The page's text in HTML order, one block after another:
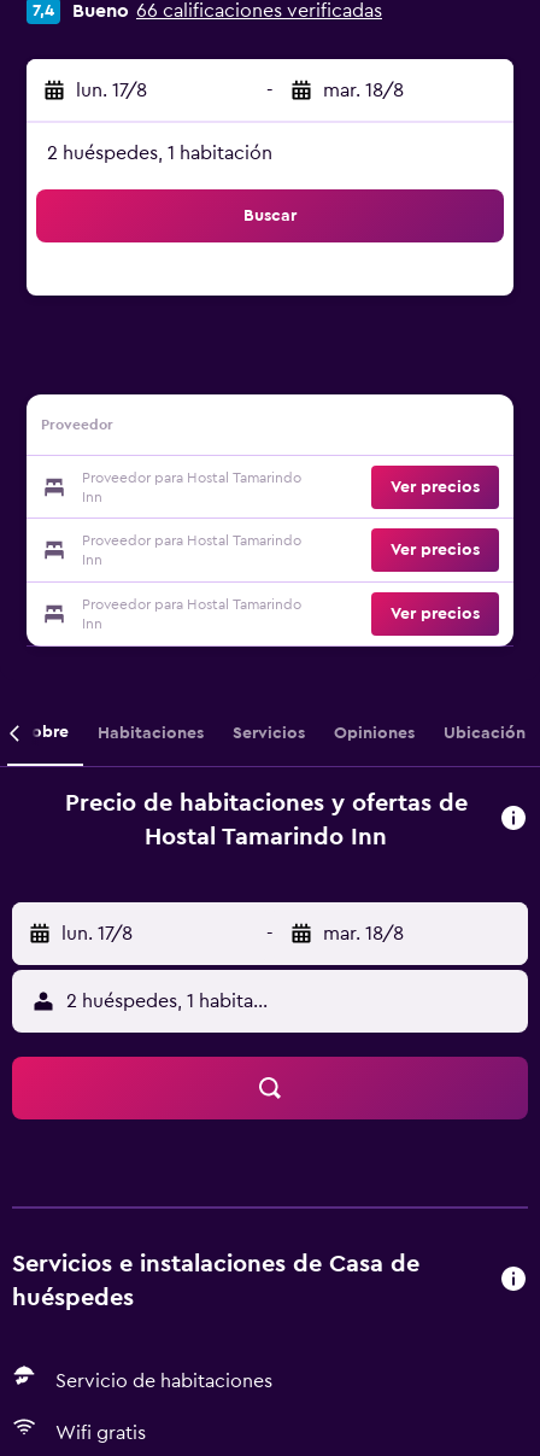
7,4 Bueno 66 calificaciones verificadas
lun. 17/8 - mar. 18/8
2 huéspedes, 1 habitación
Buscar
Proveedor
Proveedor para Hostal Tamarindo
Inn
Ver precios
Proveedor para Hostal Tamarindo
Inn
Ver precios
Proveedor para Hostal Tamarindo
Inn
Ver precios
Sobre Habitaciones Servicios Opiniones Ubicación
Precio de habitaciones y ofertas de
Hostal Tamarindo Inn
lun. 17/8 - mar. 18/8
2 huéspedes, 1 habitación
Servicios e instalaciones de Casa de
huéspedes
Servicio de habitaciones
Wifi gratis